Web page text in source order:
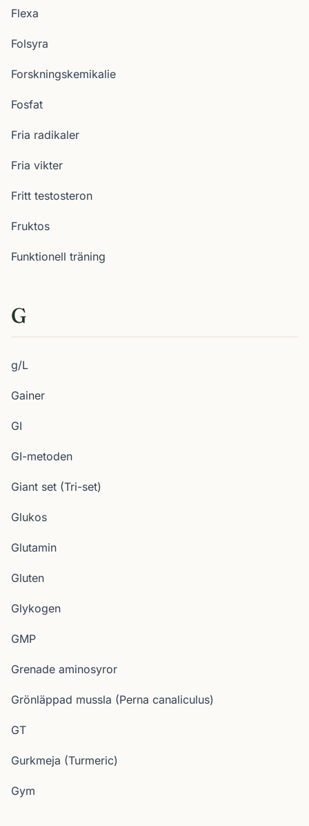
Flexa
Folsyra
Forskningskemikalie
Fosfat
Fria radikaler
Fria vikter
Fritt testosteron
Fruktos
Funktionell träning
G
g/L
Gainer
GI
GI-metoden
Giant set (Tri-set)
Glukos
Glutamin
Gluten
Glykogen
GMP
Grenade aminosyror
Grönläppad mussla (Perna canaliculus)
GT
Gurkmeja (Turmeric)
Gym